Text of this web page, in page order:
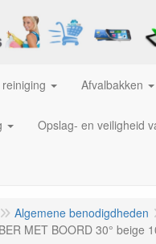
Afvalbakken
Opslag- en veiligheid
Algemene benodigdheden
MET BOORD 30° beige